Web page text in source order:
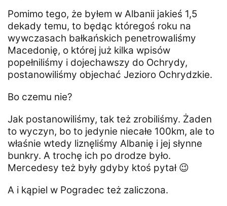
Pomimo tego, że byłem w Albanii jakieś 1,5
dekady temu, to będąc któregoś roku na
wywczasach bałkańskich penetrowaliśmy
Macedonię, o której już kilka wpisów
popełniliśmy i dojechawszy do Ochrydy,
postanowiliśmy objechać Jezioro Ochrydzkie.
Bo czemu nie?
Jak postanowiliśmy, tak też zrobiliśmy. Żaden
to wyczyn, bo to jedynie niecałe 100km, ale to
właśnie wtedy liznęliśmy Albanię i jej słynne
bunkry. A trochę ich po drodze było.
Mercedesy też były gdyby ktoś pytał 😉
A i kąpiel w Pogradec też zaliczona.